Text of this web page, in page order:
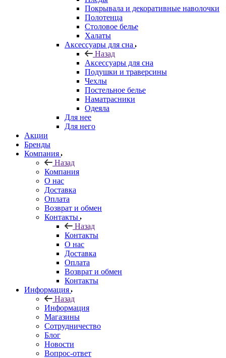
Покрывала и декоративные наволочки
Полотенца
Столовое белье
Халаты
Аксессуары для сна
Назад
Аксессуары для сна
Подушки и траверсины
Чехлы
Постельное белье
Наматрасники
Одеяла
Для нее
Для него
Акции
Бренды
Компания
Назад
Компания
О нас
Доставка
Оплата
Возврат и обмен
Контакты
Назад
Контакты
О нас
Доставка
Оплата
Возврат и обмен
Контакты
Информация
Назад
Информация
Магазины
Сотрудничество
Блог
Новости
Вопрос-ответ